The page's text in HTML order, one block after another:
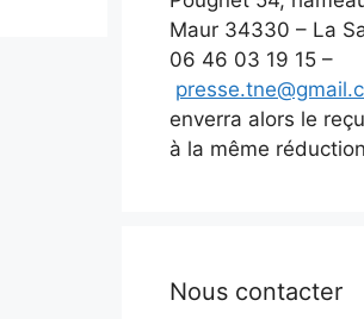
Maur 34330 – La
06 46 03 19 15 –
enverra alors le
à la même
Nous contacter